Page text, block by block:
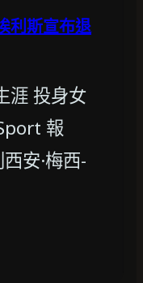
利斯宣布退
涯 投身女
報
安·梅西-